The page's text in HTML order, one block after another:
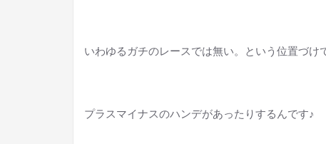
いわゆるガチのレースでは無い。という位置づけ
プラスマイナスのハンデがあったりするんです♪